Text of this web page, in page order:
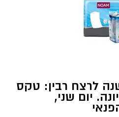
לרצח רבין: טקס
יום שני,